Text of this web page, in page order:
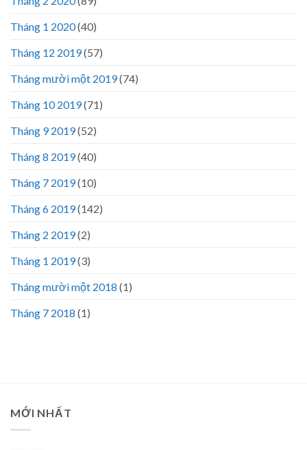
Tháng 1 2020(40)
Tháng 12 2019(57)
Tháng mười một 2019(74)
Tháng 10 2019(71)
Tháng 9 2019(52)
Tháng 8 2019(40)
Tháng 7 2019(10)
Tháng 6 2019(142)
Tháng 2 2019(2)
Tháng 1 2019(3)
Tháng mười một 2018 (1)
Tháng 7 2018 (1)
MỚI NHẤT